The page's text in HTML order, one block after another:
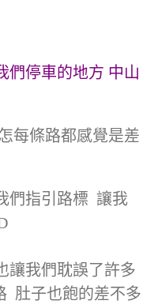
們停車的地方 中山
每條路都感覺是差
們指引路標 讓我
讓我們耽誤了許多
肚子也飽的差不多